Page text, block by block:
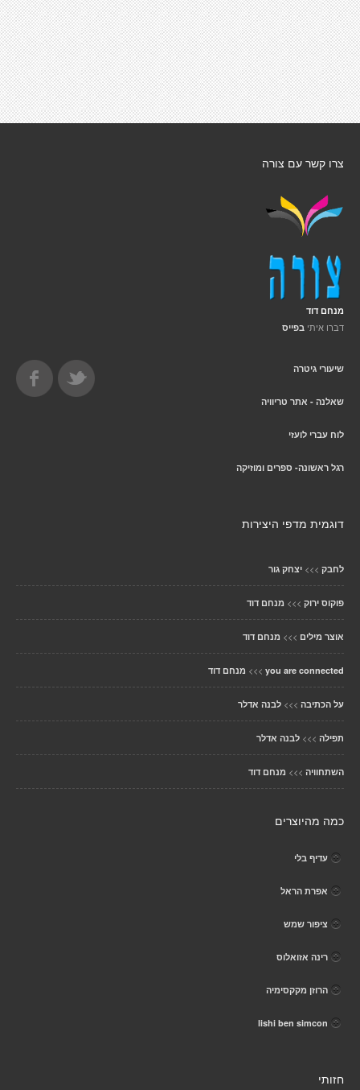
צרו קשר עם צורה
מנחם דוד
דברו איתי בפייס
שיעורי גיטרה
שאלנה - אתר טריוויה
לוח עברי לועזי
רגל ראשונה- ספרים ומוזיקה
דוגמית מדפי היצירות
לחבק >>> יצחק גור
פוקוס ירוק >>> מנחם דוד
אוצר מילים >>> מנחם דוד
you are connected
>>> מנחם דוד
על הכתיבה >>> לבנה אדלר
תפילה >>> לבנה אדלר
השתחוויה >>> מנחם דוד
כמה מהיוצרים
עדיף בלי
אפרת הראל
ציפור שמש
רינה אזואלוס
הרוזן מקקסימיה
lishi ben simcon
חזותי